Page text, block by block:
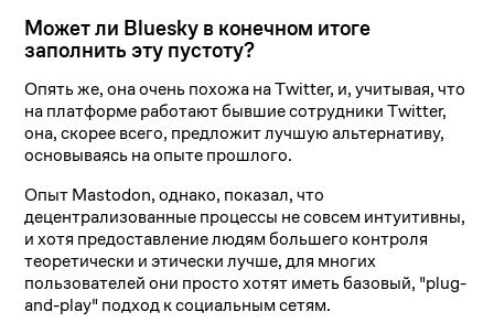
Может ли Bluesky в конечном итоге
заполнить эту пустоту?
Опять же, она очень похожа на Twitter, и, учитывая, что
на платформе работают бывшие сотрудники Twitter,
она, скорее всего, предложит лучшую альтернативу,
основываясь на опыте прошлого.
Опыт Mastodon, однако, показал, что
децентрализованные процессы не совсем интуитивны,
и хотя предоставление людям большего контроля
теоретически и этически лучше, для многих
пользователей они просто хотят иметь базовый, "plug-
and-play" подход к социальным сетям.